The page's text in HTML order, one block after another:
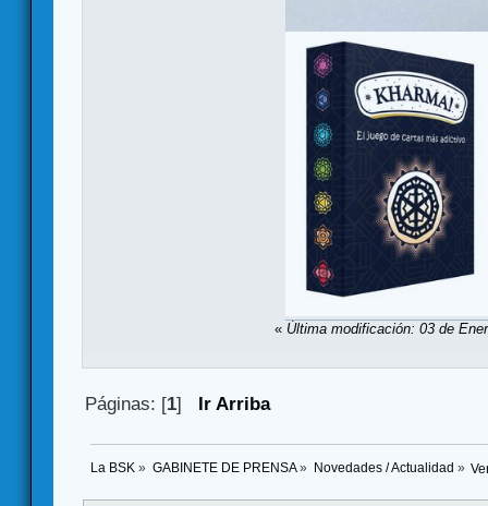
« Última modificación: 03 de
Páginas: [1] Ir Arriba
La BSK » GABINETE DE PRENSA» Novedades / Actualidad »